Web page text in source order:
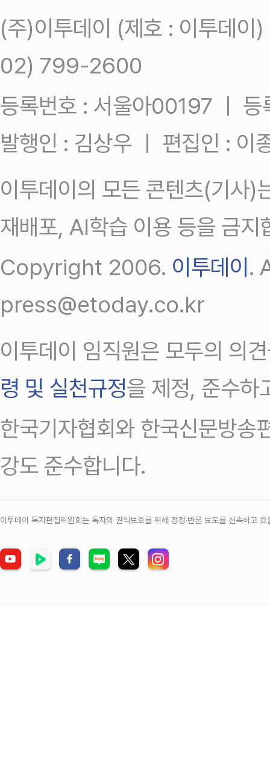
(주)이투데이 (제호 : 이투데
02) 799-2600
등록번호 : 서울아00197 ㅣ
발행인 : 김상우 ㅣ 편집인 : 이
이투데이의 모든 콘텐츠(기사)
재배포, AI학습 이용 등을 금지
Copyright 2006. 이투데이 .
press@etoday.co.kr
이투데이 임직원은 모두의 의
령 및 실천규정을 제정, 준수하
한국기자협회와 한국신문방송
강도 준수합니다.
이투데이 독자편집위원회는 독자의 권익보호를 위해 정정‧반론 보도를 신속하고